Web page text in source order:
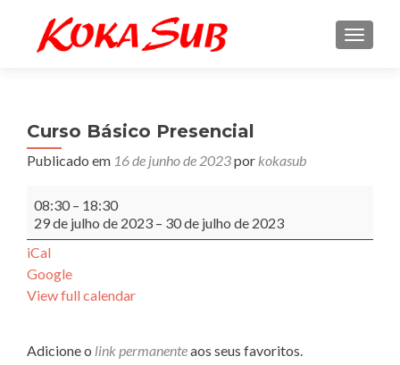
Curso Básico Presencial
Publicado em 16 de junho de 2023por kokasub
Básico
Presencial
08:30 – 18:30
29 de julho de 2023 – 30 de julho de 2023
iCal
Google
View full calendar
Adicione o link permanenteaos seus favoritos.